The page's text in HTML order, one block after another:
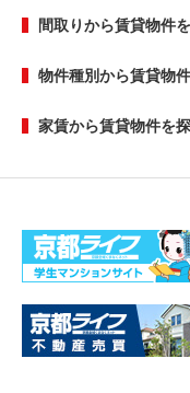
間取りから賃貸物件
物件種別から賃貸物
家賃から賃貸物件を